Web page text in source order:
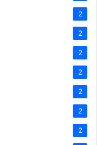
2
2
2
2
2
2
2